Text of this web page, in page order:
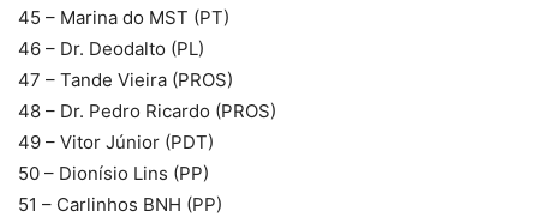
45 – Marina do MST (PT)
46 – Dr. Deodalto (PL)
47 – Tande Vieira (PROS)
48 – Dr. Pedro Ricardo (PROS)
49 – Vitor Júnior (PDT)
50 – Dionísio Lins (PP)
51 – Carlinhos BNH (PP)